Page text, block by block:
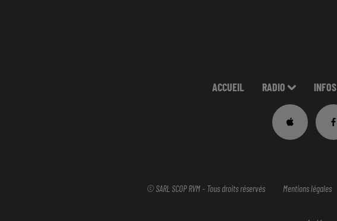
ACCUEIL RADIO INFOS
© SARL SCOP RVM - Tous droits réservés Mentions légales